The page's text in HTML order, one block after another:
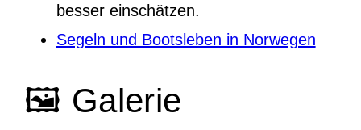
besser einschätzen.
Segeln und Bootsleben in Norwegen
🖼️ Galerie